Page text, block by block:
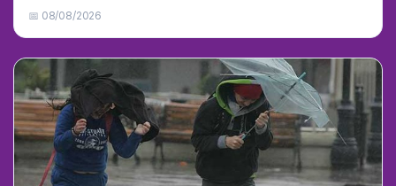
📅 08/08/2026